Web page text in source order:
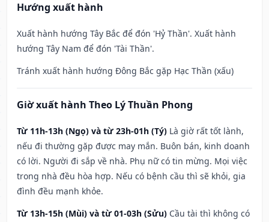
Hướng xuất hành
Xuất hành hướng Tây Bắc để đón 'Hỷ Thần'. Xuất hành
hướng Tây Nam để đón 'Tài Thần'.
Tránh xuất hành hướng Đông Bắc gặp Hạc Thần (xấu)
Giờ xuất hành Theo Lý Thuần Phong
Từ 11h-13h (Ngọ) và từ 23h-01h (Tý) Là giờ rất tốt lành,
nếu đi thường gặp được may mắn. Buôn bán, kinh doanh
có lời. Người đi sắp về nhà. Phụ nữ có tin mừng. Mọi việc
trong nhà đều hòa hợp. Nếu có bệnh cầu thì sẽ khỏi, gia
đình đều mạnh khỏe.
Từ 13h-15h (Mùi) và từ 01-03h (Sửu) Cầu tài thì không có